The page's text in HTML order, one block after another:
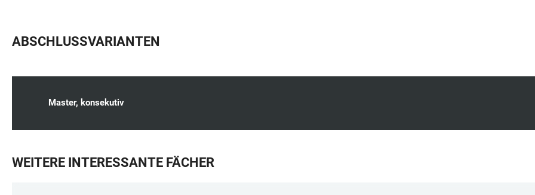
ABSCHLUSSVARIANTEN
Master, konsekutiv
WEITERE INTERESSANTE FÄCHER